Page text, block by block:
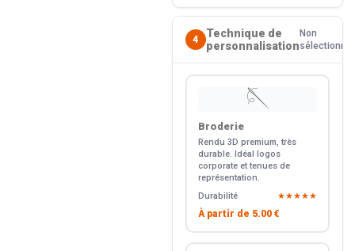
4
Technique de
personnalisation
Non
sélectionné
🪡
Broderie
Rendu 3D premium, très
durable. Idéal logos
corporate et tenues de
représentation.
Durabilité
★★★★★
À partir de 5.00 €